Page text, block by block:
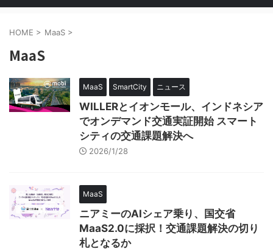
HOME > MaaS >
MaaS
MaaS SmartCity ニュース
WILLERとイオンモール、インドネシア
でオンデマンド交通実証開始 スマート
シティの交通課題解決へ
2026/1/28
MaaS
ニアミーのAIシェア乗り、国交省
MaaS2.0に採択！交通課題解決の切り
札となるか